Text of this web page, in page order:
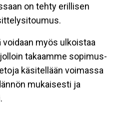
on tehty erillisen
myös ulkoistaa
takaamme sopimus-
käsitellään voimassa
mukaisesti ja